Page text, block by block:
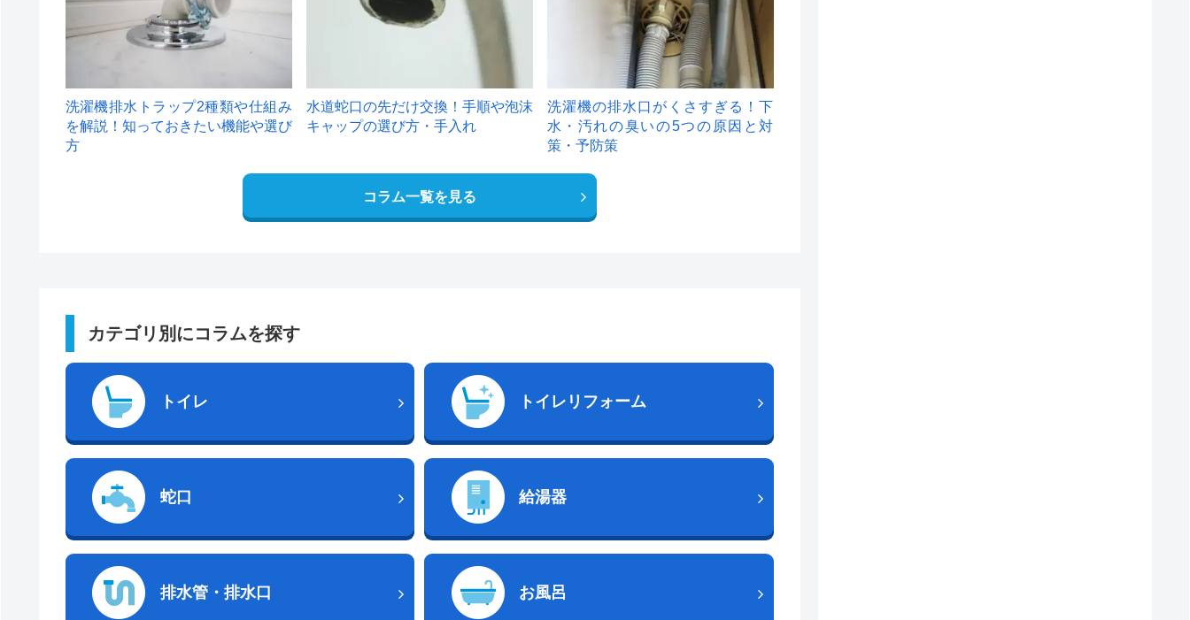
洗濯機排水トラップ2種類や仕組み
を解説！知っておきたい機能や選び
方
水道蛇口の先だけ交換！手順や泡沫
キャップの選び方・手入れ
洗濯機の排水口がくさすぎる！下
水・汚れの臭いの5つの原因と対
策・予防策
コラム一覧を見る
カテゴリ別にコラムを探す
トイレ トイレリフォーム
蛇口 給湯器
排水管・排水口 お風呂